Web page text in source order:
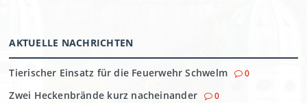
AKTUELLE NACHRICHTEN
Tierischer Einsatz für die Feuerwehr Schwelm 0
Zwei Heckenbrände kurz nacheinander 0